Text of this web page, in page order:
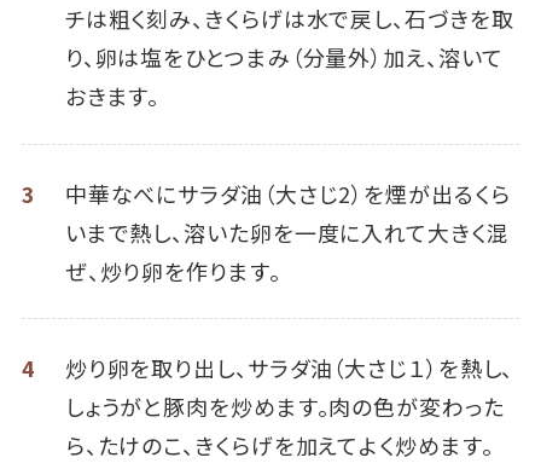
チは粗く刻み、きくらげは水で戻し、石づきを取
り、卵は塩をひとつまみ（分量外）加え、溶いて
おきます。
3
中華なべにサラダ油（大さじ2）を煙が出るくら
いまで熱し、溶いた卵を一度に入れて大きく混
ぜ、炒り卵を作ります。
4
炒り卵を取り出し、サラダ油（大さじ１）を熱し、
しょうがと豚肉を炒めます。肉の色が変わった
ら、たけのこ、きくらげを加えてよく炒めます。